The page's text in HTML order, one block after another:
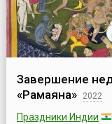
Завершение
«Рамаяна»
2022
Праздники Индии